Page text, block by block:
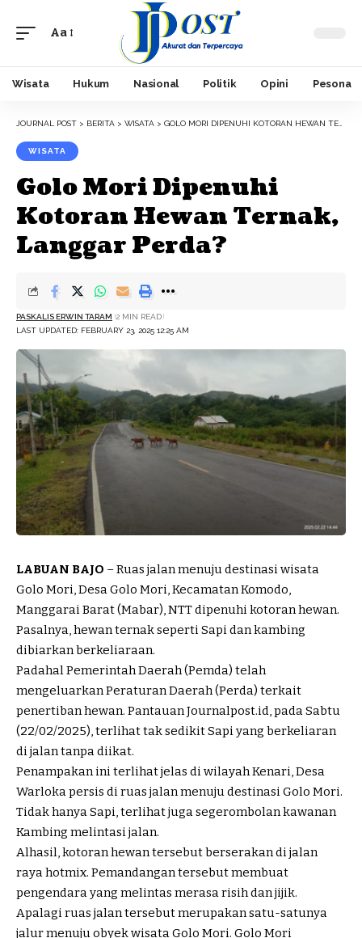
Font
Aa
Wisata Hukum Nasional Politik Opini Pesona
JOURNAL POST > BERITA > WISATA > GOLO MORI DIPENUHI KOTORAN HEWAN TERNAK, LANGGAR PERDA?
WISATA
Golo Mori Dipenuhi
Kotoran Hewan Ternak,
Langgar Perda?
LAST UPDATED: FEBRUARY 23, 2025 12:25 AM
PASKALIS ERWIN TARAM 2 MIN READ
LABUAN BAJO – Ruas jalan menuju destinasi wisata
Golo Mori, Desa Golo Mori, Kecamatan Komodo,
Manggarai Barat (Mabar), NTT dipenuhi kotoran hewan.
Pasalnya, hewan ternak seperti Sapi dan kambing
dibiarkan berkeliaraan.
Padahal Pemerintah Daerah (Pemda) telah
mengeluarkan Peraturan Daerah (Perda) terkait
penertiban hewan. Pantauan Journalpost.id, pada Sabtu
(22/02/2025), terlihat tak sedikit Sapi yang berkeliaran
di jalan tanpa diikat.
Penampakan ini terlihat jelas di wilayah Kenari, Desa
Warloka persis di ruas jalan menuju destinasi Golo Mori.
Tidak hanya Sapi, terlihat juga segerombolan kawanan
Kambing melintasi jalan.
Alhasil, kotoran hewan tersebut berserakan di jalan
raya hotmix. Pemandangan tersebut membuat
pengendara yang melintas merasa risih dan jijik.
Apalagi ruas jalan tersebut merupakan satu-satunya
jalur menuju obyek wisata Golo Mori. Golo Mori